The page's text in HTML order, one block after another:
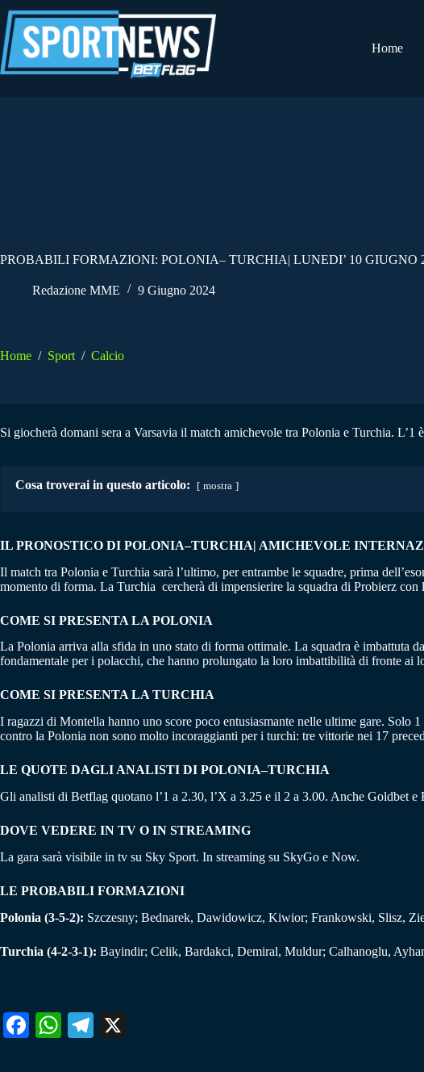
al
contenuto
Home
PROBABILI FORMAZIONI: POLONIA– TURCHIA| LUNEDI’ 10 GIUGNO
Redazione MME 9 Giugno 2024
Home / Sport / Calcio
Si giocherà domani sera a Varsavia il match amichevole tra Polonia e Turchia. L’1
Cosa troverai in questo articolo: mostra
IL PRONOSTICO DI POLONIA–TURCHIA| AMICHEVOLE
Il match tra Polonia e Turchia sarà l’ultimo, per entrambe le squadre, prima
momento di forma. La Turchia cercherà di impensierire la squadra di Probierz con
COME SI PRESENTA LA POLONIA
La Polonia arriva alla sfida in uno stato di forma ottimale. La squadra è imbattuta
fondamentale per i polacchi, che hanno prolungato la loro imbattibilità di fronte ai
COME SI PRESENTA LA TURCHIA
I ragazzi di Montella hanno uno score poco entusiasmante nelle ultime gare. Solo
contro la Polonia non sono molto incoraggianti per i turchi: tre vittorie nei 17
LE QUOTE DAGLI ANALISTI DI POLONIA–TURCHIA
Gli analisti di Betflag quotano l’1 a 2.30, l’X a 3.25 e il 2 a 3.00. Anche Goldbet e
DOVE VEDERE IN TV O IN STREAMING
La gara sarà visibile in tv su Sky Sport. In streaming su SkyGo e Now.
LE PROBABILI FORMAZIONI
Polonia (3-5-2): Szczesny; Bednarek, Dawidowicz, Kiwior; Frankowski, Slisz,
Turchia (4-2-3-1): Bayindir; Celik, Bardakci, Demiral, Muldur; Calhanoglu,
Fa W
Te